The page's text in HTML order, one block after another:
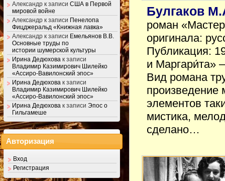
Булгаков
роман
оригинала:
Публикация:
и Маргари́та»
Вид романа
произведение
элементов
мистика,
сделано…
Александр к записи США в Первой
мировой войне
Александр к записи Пенелопа
Фицджеральд «Книжная лавка»
Александр к записи Емельянов В.В.
Основные труды по
истории шумерской культуры
Ирина Дедюхова к записи
Владимир Казимирович Шилейко
«Ассиро-Вавилонский эпос»
Ирина Дедюхова к записи
Владимир Казимирович Шилейко
«Ассиро-Вавилонский эпос»
Ирина Дедюхова к записи Эпос о
Гильгамеше
Авторизация
Вход
Регистрация